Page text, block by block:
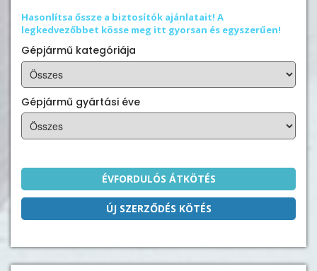
Hasonlítsa őssze a biztosítók ajánlatait! A
legkedvezőbbet kösse meg itt gyorsan és egyszerűen!
Gépjármű kategóriája
Gépjármű gyártási éve
ÉVFORDULÓS ÁTKÖTÉS
ÚJ SZERZŐDÉS KÖTÉS